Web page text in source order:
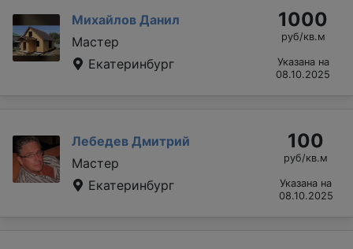
Михайлов Данил
Мастер
Екатеринбург
1000
руб/кв.м
Указана на
08.10.2025
Лебедев Дмитрий
Мастер
Екатеринбург
100
руб/кв.м
Указана на
08.10.2025